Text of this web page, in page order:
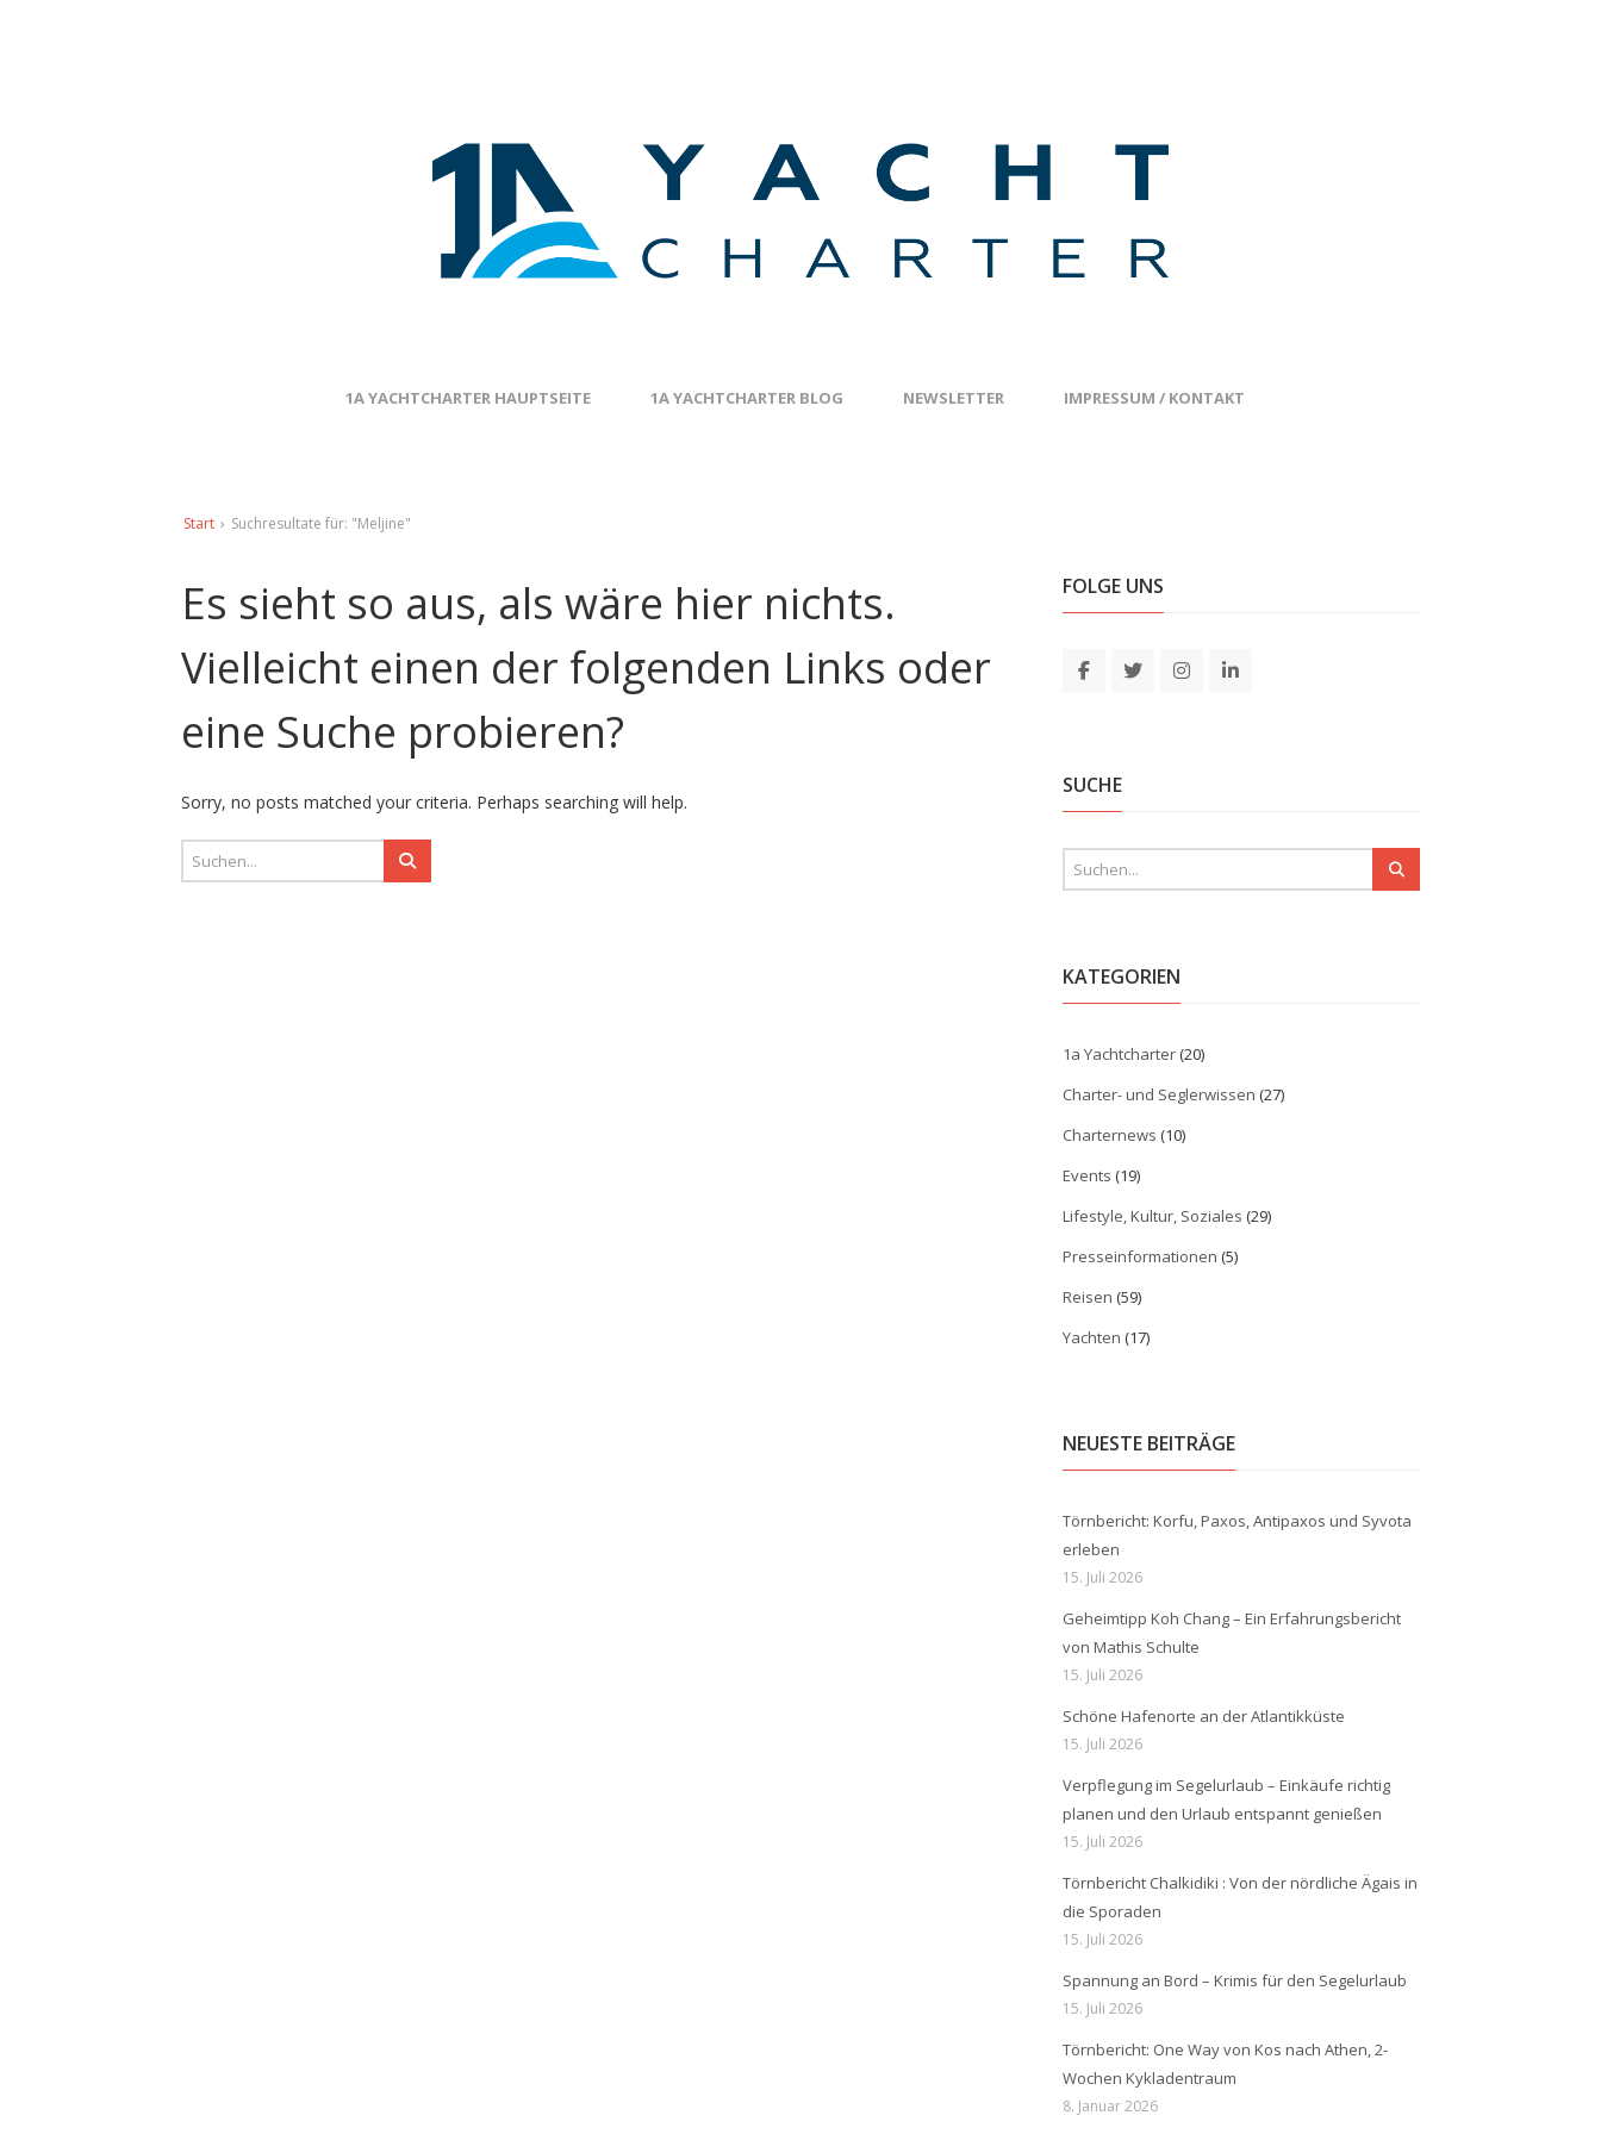
1A YACHTCHARTER HAUPTSEITE 1A YACHTCHARTER BLOG NEWSLETTER IMPRESSUM / KONTAKT
Start › Suchresultate für: "Meljine"
Es sieht so aus, als wäre hier nichts.
Vielleicht einen der folgenden Links oder
eine Suche probieren?
Sorry, no posts matched your criteria. Perhaps searching will help.
FOLGE UNS
SUCHE
KATEGORIEN
1a Yachtcharter(20)
Charter- und Seglerwissen (27)
Charternews (10)
Events (19)
Lifestyle, Kultur, Soziales (29)
Presseinformationen (5)
Reisen (59)
Yachten (17)
NEUESTE BEITRÄGE
Törnbericht: Korfu, Paxos, Antipaxos und Syvota
erleben
15. Juli 2026
Geheimtipp Koh Chang – Ein Erfahrungsbericht
von Mathis Schulte
15. Juli 2026
Schöne Hafenorte an der Atlantikküste
15. Juli 2026
Verpflegung im Segelurlaub – Einkäufe richtig
planen und den Urlaub entspannt genießen
15. Juli 2026
Törnbericht Chalkidiki : Von der nördliche Ägais in
die Sporaden
15. Juli 2026
Spannung an Bord – Krimis für den Segelurlaub
15. Juli 2026
Törnbericht: One Way von Kos nach Athen, 2-
Wochen Kykladentraum
8. Januar 2026